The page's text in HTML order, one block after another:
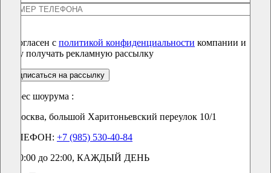
Я согласен с политикой конфиденциальности компании и
хочу получать рекламную рассылку
подписаться на рассылку
Адрес шоурума :
г. Москва, большой Харитоньевский переулок 10/1
ТЕЛЕФОН: +7 (985) 530-40-84
С 10:00 до 22:00, КАЖДЫЙ ДЕНЬ